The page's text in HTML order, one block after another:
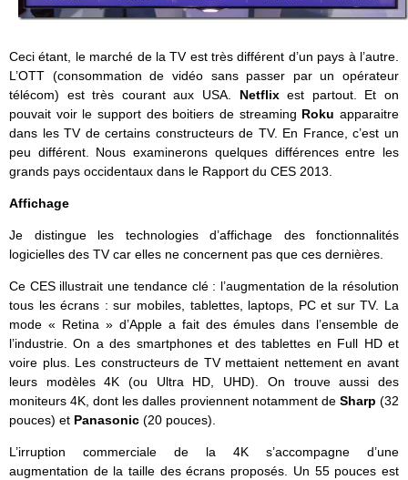
Ceci étant, le marché de la TV est très différent d’un pays à l’autre.
L’OTT (consommation de vidéo sans passer par un opérateur
télécom) est très courant aux USA. Netflixest partout. Et on
pouvait voir le support des boitiers de streaming Roku apparaitre
dans les TV de certains constructeurs de TV. En France, c’est un
peu différent. Nous examinerons quelques différences entre les
grands pays occidentaux dans le Rapport du CES 2013.
Affichage
Je distingue les technologies d’affichage des fonctionnalités
logicielles des TV car elles ne concernent pas que ces dernières.
Ce CES illustrait une tendance clé : l’augmentation de la résolution
tous les écrans : sur mobiles, tablettes, laptops, PC et sur TV. La
mode « Retina » d’Apple a fait des émules dans l’ensemble de
l’industrie. On a des smartphones et des tablettes en Full HD et
voire plus. Les constructeurs de TV mettaient nettement en avant
leurs modèles 4K (ou Ultra HD, UHD). On trouve aussi des
moniteurs 4K, dont les dalles proviennent notamment de Sharp (32
pouces) et Panasonic (20 pouces).
L’irruption commerciale de la 4K s’accompagne d’une
augmentation de la taille des écrans proposés. Un 55 pouces est